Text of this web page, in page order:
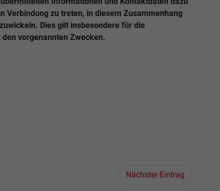
Verbindung zu treten, in diesem Zusammenhang
Dies gilt insbesondere für die
vorgenannten Zwecken.
Nächster Eintrag